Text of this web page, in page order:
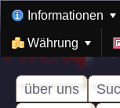
Informationen
Währung
über uns